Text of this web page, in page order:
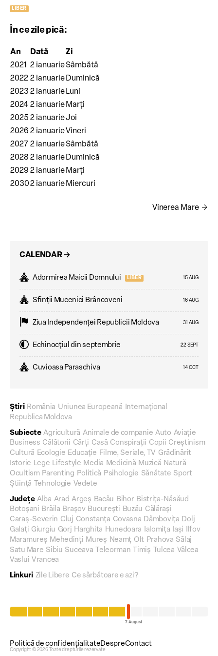
LIBER
În ce zile pică:
An Dată
Zi
2021
2 ianuarieSâmbătă
2022 2 ianuarie Duminică
2023 2 ianuarie Luni
2024 2 ianuarie Marți
2025 2 ianuarieJoi
2026 2 ianuarie Vineri
2027 2 ianuarieSâmbătă
2028 2 ianuarie Duminică
2029 2 ianuarie Marți
20302 ianuarie Miercuri
Vinerea Mare arrow_forward
CALENDAR →
Adormirea Maicii Domnului LIBER 15 AUG
Sfinții Mucenici Brâncoveni 16 AUG
Ziua Independenţei Republicii Moldova 31 AUG
Echinocțiul din septembrie 22 SEPT
Cuvioasa Paraschiva 14 OCT
Știri România Uniunea Europeană
Internațional
Republica Moldova
Subiecte Agricultură Animale de companie Auto Aviație
Business Călătorii Cărți Casă Conspirații Copii Creștinism
Cultură Ecologie Educație Filme, Seriale, TV Grădinărit
Istorie Lege Lifestyle Media Medicină Muzică Natură
Ocultism Parenting Politică Psihologie Sănătate Sport
Știință
Tehnologie Vedete
Județe Alba Arad Argeș Bacău Bihor Bistrița-Năsăud
Botoșani Brăila Brașov București Buzău Călărași
Caraș-Severin Cluj Constanța Covasna Dâmbovița Dolj
Galați Giurgiu Gorj Harghita Hunedoara Ialomița Iași
Ilfov
Maramureș Mehedinți Mureș Neamț Olt Prahova Sălaj
Satu Mare Sibiu Suceava Teleorman Timiș Tulcea Vâlcea
Vaslui Vrancea
Linkuri Zile Libere Ce sărbătoare e azi?
Politică de confidențialitateDespreContact
Copyright © 2026 Toate drepturile rezervate